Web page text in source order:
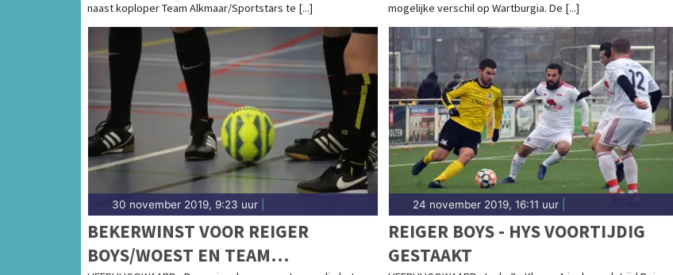
naast koploper Team Alkmaar/Sportstars te [...]
mogelijke verschil op Wartburgia. De [...]
30 november 2019, 9:23 uur
BEKERWINST VOOR REIGER
BOYS/WOEST EN TEAM
24 november 2019, 16:11 uur|
REIGER BOYS - HYS VOORTIJDIG
GESTAAKT